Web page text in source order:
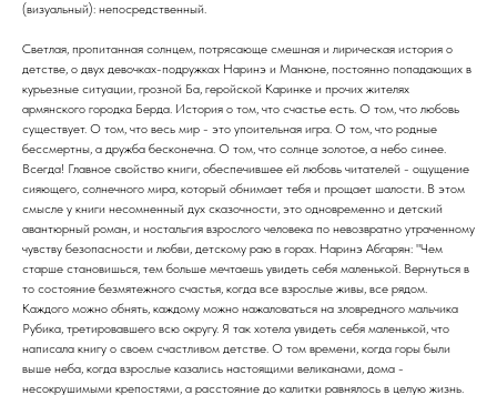
(визуальный): непосредственный.
Светлая, пропитанная солнцем, потрясающе смешная и лирическая история о
детстве, о двух девочках-подружках Наринэ и Манюне, постоянно попадающих в
курьезные ситуации, грозной Ба, геройской Каринке и прочих жителях
армянского городка Берда. История о том, что счастье есть. О том, что любовь
существует. О том, что весь мир - это упоительная игра. О том, что родные
бессмертны, а дружба бесконечна. О том, что солнце золотое, а небо синее.
Всегда! Главное свойство книги, обеспечившее ей любовь читателей - ощущение
сияющего, солнечного мира, который обнимает тебя и прощает шалости. В этом
смысле у книги несомненный дух сказочности, это одновременно и детский
авантюрный роман, и ностальгия взрослого человека по невозвратно утраченному
чувству безопасности и любви, детскому раю в горах. Наринэ Абгарян: "Чем
старше становишься, тем больше мечтаешь увидеть себя маленькой. Вернуться в
то состояние безмятежного счастья, когда все взрослые живы, все рядом.
Каждого можно обнять, каждому можно нажаловаться на зловредного мальчика
Рубика, третировавшего всю округу. Я так хотела увидеть себя маленькой, что
написала книгу о своем счастливом детстве. О том времени, когда горы были
выше неба, когда взрослые казались настоящими великанами, дома -
несокрушимыми крепостями, а расстояние до калитки равнялось в целую жизнь.